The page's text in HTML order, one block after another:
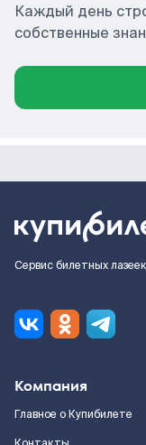
Каждый день
собственные
Сервис билетных лазеек
Компания
Главное о Купибилете